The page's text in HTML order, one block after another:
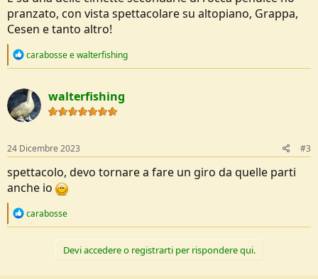
pranzato, con vista spettacolare su altopiano, Grappa,
Cesen e tanto altro!
R
c
t
i
o
s
:
carabosseewalterfishing
walterfishing
24 Dicembre 2023 #3
spettacolo, devo tornare a fare un giro da quelle parti
anche io
R
carabosse
Devi accedere o registrarti per rispondere qui.